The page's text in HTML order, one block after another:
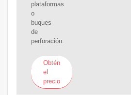
plataformas
o
buques
de
perforación.
Obtén
el
precio